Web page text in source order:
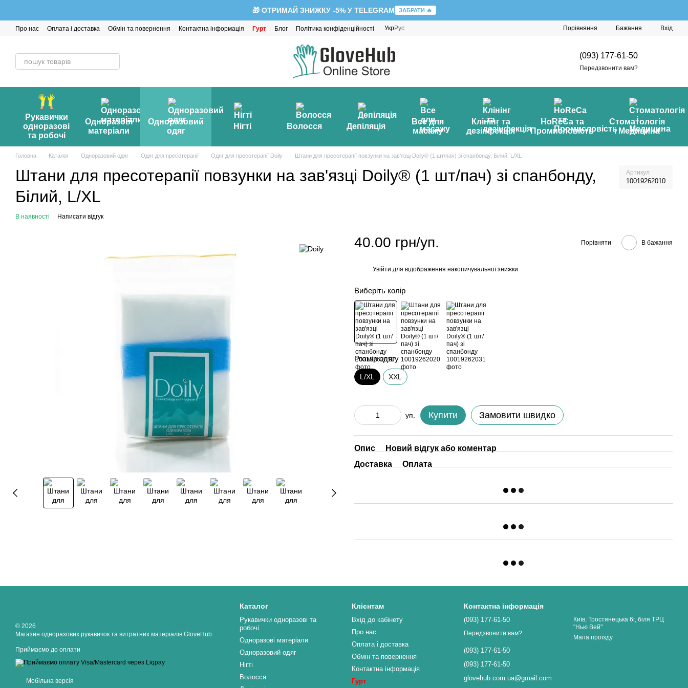
🎁 ОТРИМАЙ ЗНИЖКУ -5% У TELEGRAM ЗАБРАТИ 🔥
Про нас Оплата і доставка Обмін та повернення Контактна інформація Гурт Блог Політика конфіденційності УкрРус Порівняння Бажання Вхід
(093) 177-61-50
Передзвонити вам?
Рукавички
одноразові
та робочі
Одноразові
матеріали
Одноразовий
одяг
Нігті Волосся Депіляція
Все для
масажу
Клінінг та
дезінфекція
HoReCa та
Промисловість
Стоматологія
і Медицина
Головна Каталог Одноразовий одяг Одяг для пресотерапії Одяг для пресотерапії Doily Штани для пресотерапії повзунки на зав'язці Doily® (1 шт/пач) зі спанбонду, Білий, L/XL
Штани для пресотерапії повзунки на зав'язці Doily® (1 шт/пач) зі спанбонду,
Білий, L/XL
Артикул
10019262010
В наявності Написати відгук
40.00 грн/уп. Порівняти В бажання
Увійти для відображення накопичувальної знижки
Виберіть колір
Розмір одягу
L/XL XXL
уп. Купити Замовити швидко
Опис
Новий відгук або коментар
Доставка
Оплата
© 2026
Магазин одноразових рукавичок та витратних матеріалів GloveHub
Приймаємо до оплати
Мобільна версія
Каталог
Рукавички одноразові та
робочі
Одноразові матеріали
Одноразовий одяг
Нігті
Волосся
Клієнтам
Вхід до кабінету
Про нас
Оплата і доставка
Обмін та повернення
Контактна інформація
Гурт
Контактна інформація
(093) 177-61-50
Передзвонити вам?
(093) 177-61-50
(093) 177-61-50
glovehub.com.ua@gmail.com
Київ, Тростянецька 6г, біля ТРЦ
"Нью Вей"
Мапа проїзду